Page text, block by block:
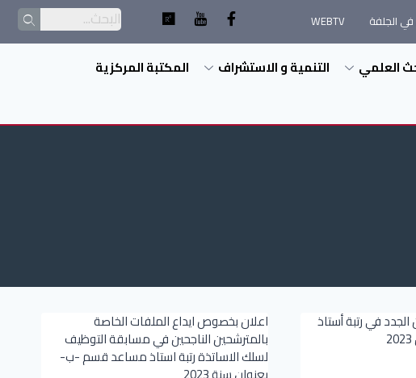
الجلفة WEBTV
العلمي التنمية و الاستشراف
المكتبة المركزية
في رتبة أستاذ اعلان بخصوص ايداع الملفات الخاصة
بالمترشحين الناجحين في مسابقة التوظيف
لسلك الاساتذة رتبة استاذ مساعد قسم -ب-